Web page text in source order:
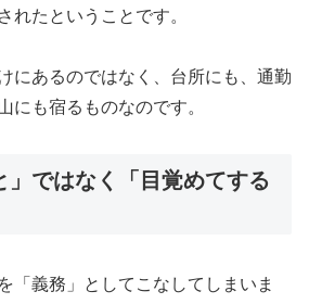
れたということです。
にあるのではなく、台所にも、通勤
にも宿るものなのです。
」ではなく「目覚めてする
「義務」としてこなしてしまいま